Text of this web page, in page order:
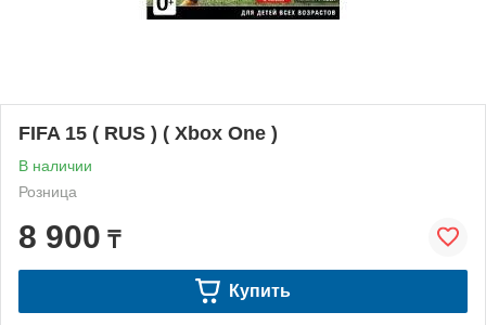
FIFA 15 ( RUS ) ( Xbox One )
В наличии
Розница
8 900 ₸
Купить